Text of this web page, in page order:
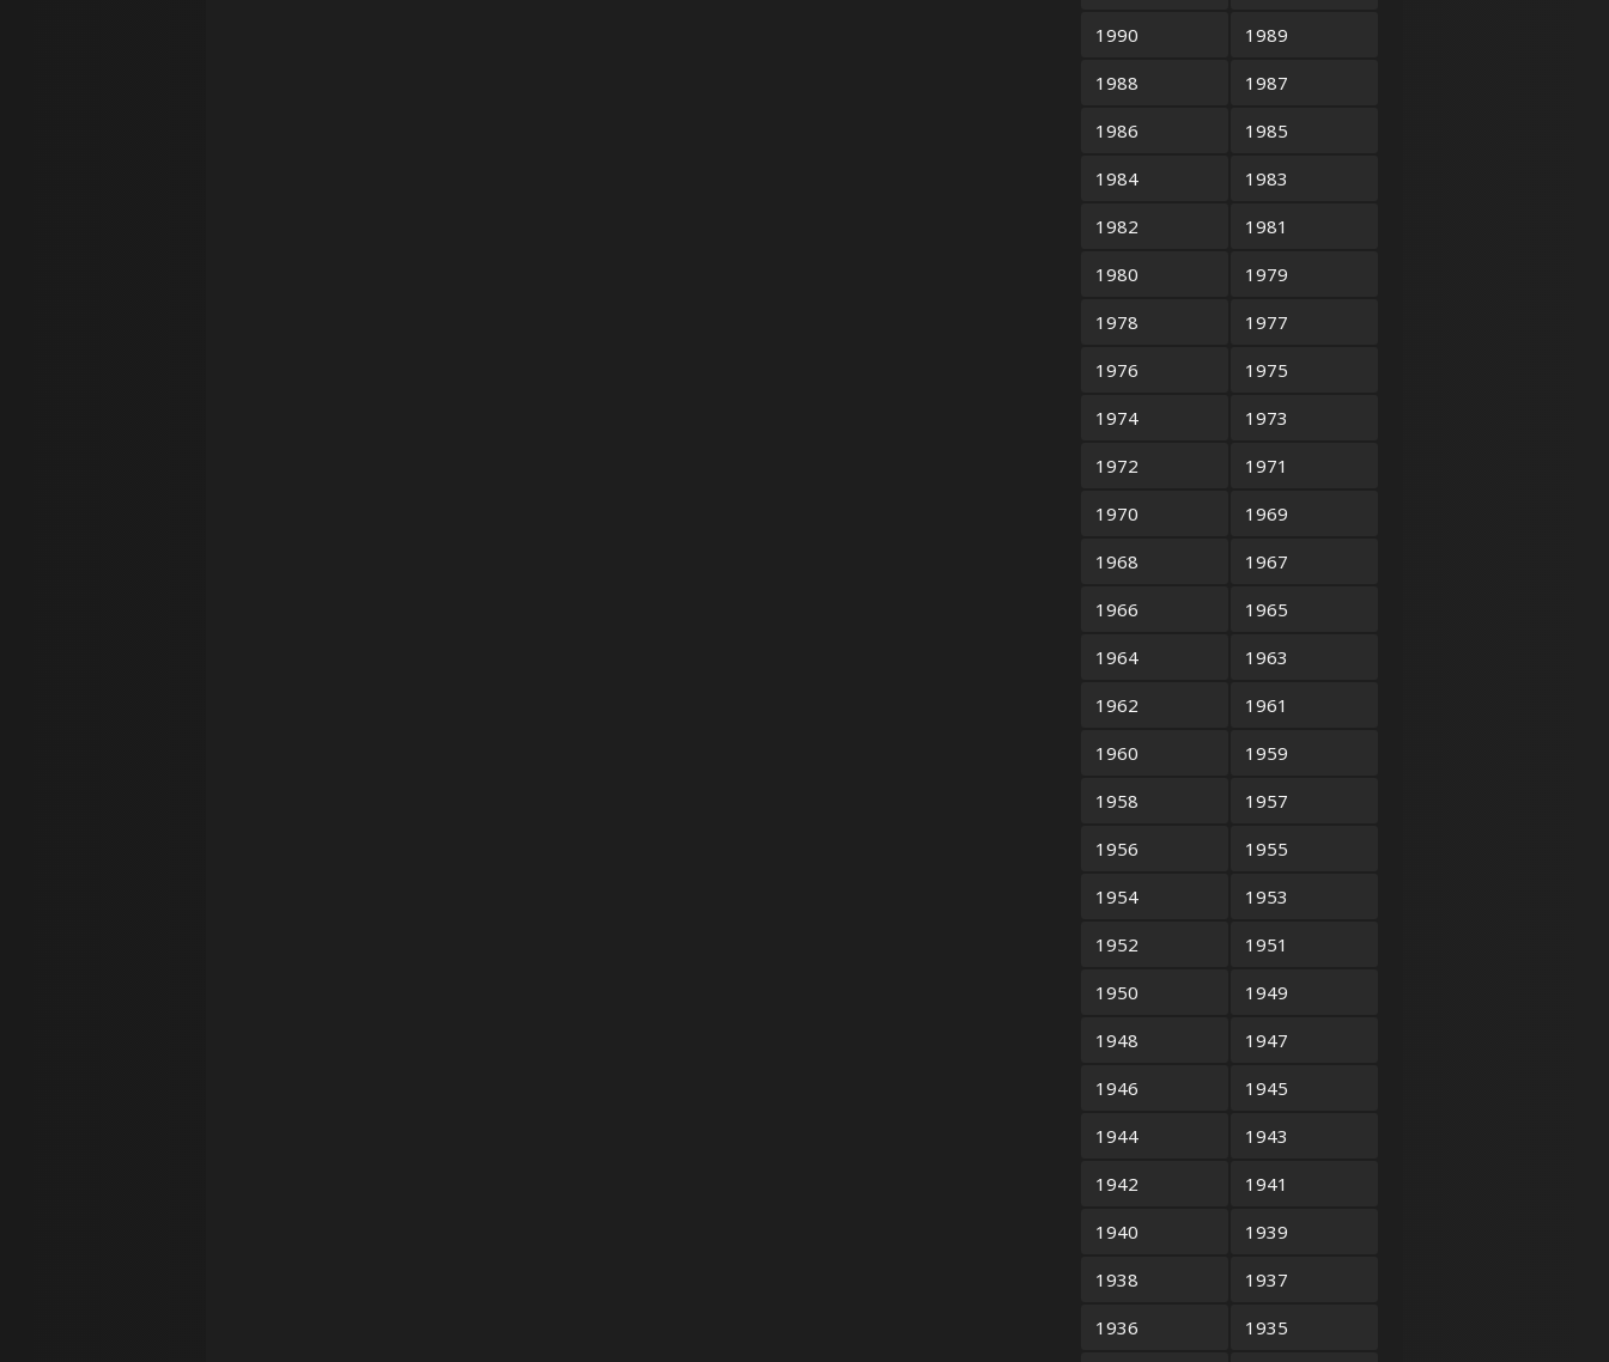
1990
1989
1988
1987
1986
1985
1984
1983
1982
1981
1980
1979
1978
1977
1976
1975
1974
1973
1972
1971
1970
1969
1968
1967
1966
1965
1964
1963
1962
1961
1960
1959
1958
1957
1956
1955
1954
1953
1952
1951
1950
1949
1948
1947
1946
1945
1944
1943
1942
1941
1940
1939
1938
1937
1936
1935